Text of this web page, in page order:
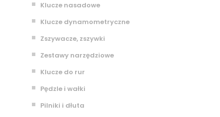
Klucze nasadowe
Klucze dynamometryczne
Zszywacze, zszywki
Zestawy narzędziowe
Klucze do rur
Pędzle i wałki
Pilniki i dłuta